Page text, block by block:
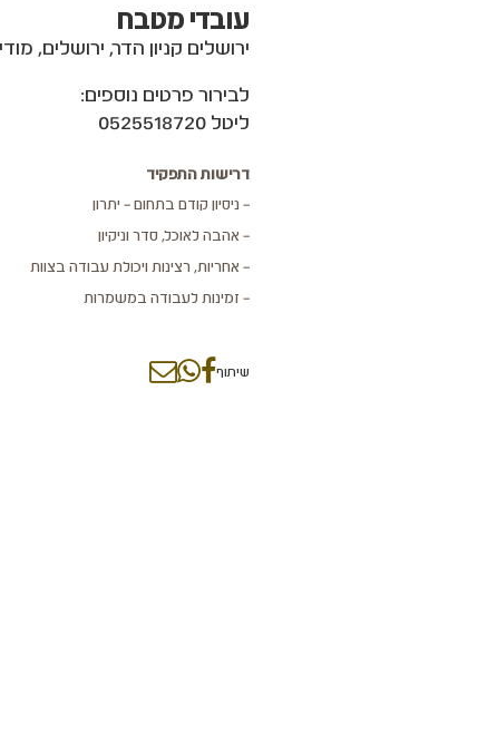
עובדי מטבח
ירושלים קניון הדר, ירושלים,
לבירור פרטים נוספים:
ליטל 0525518720
דרישות התפקיד
– ניסיון קודם בתחום – יתרון
– אהבה לאוכל, סדר וניקיון
– אחריות, רצינות ויכולת עבודה בצוות
– זמינות לעבודה במשמרות
שיתוף